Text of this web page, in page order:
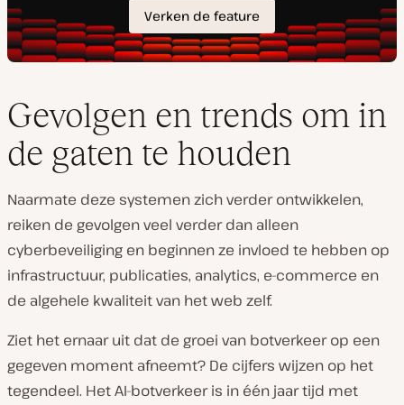
Gevolgen en trends om in
de gaten te houden
Naarmate deze systemen zich verder ontwikkelen,
reiken de gevolgen veel verder dan alleen
cyberbeveiliging en beginnen ze invloed te hebben op
infrastructuur, publicaties, analytics, e-commerce en
de algehele kwaliteit van het web zelf.
Ziet het ernaar uit dat de groei van botverkeer op een
gegeven moment afneemt? De cijfers wijzen op het
tegendeel. Het AI-botverkeer is in één jaar tijd met